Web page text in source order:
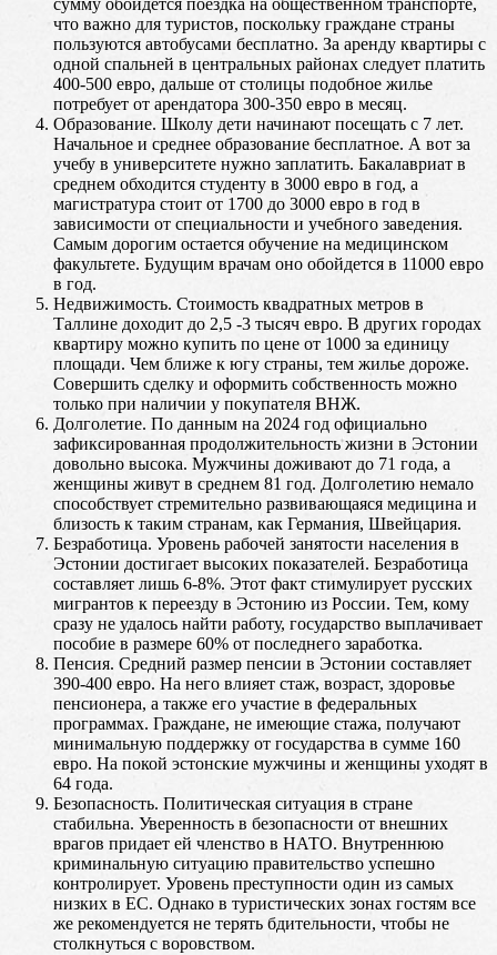
сумму обойдется поездка на общественном транспорте,
что важно для туристов, поскольку граждане страны
пользуются автобусами бесплатно. За аренду квартиры с
одной спальней в центральных районах следует платить
400-500 евро, дальше от столицы подобное жилье
потребует от арендатора 300-350 евро в месяц.
Образование. Школу дети начинают посещать с 7 лет.
Начальное и среднее образование бесплатное. А вот за
учебу в университете нужно заплатить. Бакалавриат в
среднем обходится студенту в 3000 евро в год, а
магистратура стоит от 1700 до 3000 евро в год в
зависимости от специальности и учебного заведения.
Самым дорогим остается обучение на медицинском
факультете. Будущим врачам оно обойдется в 11000 евро
в год.
Недвижимость. Стоимость квадратных метров в
Таллине доходит до 2,5 -3 тысяч евро. В других городах
квартиру можно купить по цене от 1000 за единицу
площади. Чем ближе к югу страны, тем жилье дороже.
Совершить сделку и оформить собственность можно
только при наличии у покупателя ВНЖ.
Долголетие. По данным на 2024 год официально
зафиксированная продолжительность жизни в Эстонии
довольно высока. Мужчины доживают до 71 года, а
женщины живут в среднем 81 год. Долголетию немало
способствует стремительно развивающаяся медицина и
близость к таким странам, как Германия, Швейцария.
Безработица. Уровень рабочей занятости населения в
Эстонии достигает высоких показателей. Безработица
составляет лишь 6-8%. Этот факт стимулирует русских
мигрантов к переезду в Эстонию из России. Тем, кому
сразу не удалось найти работу, государство выплачивает
пособие в размере 60% от последнего заработка.
Пенсия. Средний размер пенсии в Эстонии составляет
390-400 евро. На него влияет стаж, возраст, здоровье
пенсионера, а также его участие в федеральных
программах. Граждане, не имеющие стажа, получают
минимальную поддержку от государства в сумме 160
евро. На покой эстонские мужчины и женщины уходят в
64 года.
Безопасность. Политическая ситуация в стране
стабильна. Уверенность в безопасности от внешних
врагов придает ей членство в НАТО. Внутреннюю
криминальную ситуацию правительство успешно
контролирует. Уровень преступности один из самых
низких в ЕС. Однако в туристических зонах гостям все
же рекомендуется не терять бдительности, чтобы не
столкнуться с воровством.